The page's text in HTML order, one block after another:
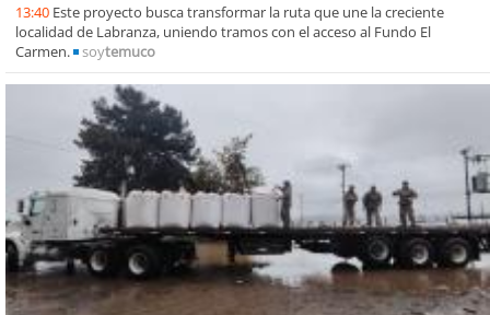
13:40 Este proyecto busca transformar la ruta que une la creciente
localidad de Labranza, uniendo tramos con el acceso al Fundo El
Carmen.
soytemuco